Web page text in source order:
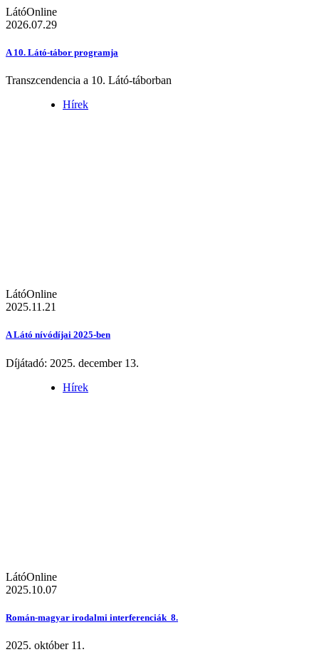
LátóOnline
2026.07.29
A 10. Látó-tábor programja
Transzcendencia a 10. Látó-táborban
Hírek
LátóOnline
2025.11.21
A Látó nívódíjai 2025-ben
Díjátadó: 2025. december 13.
Hírek
LátóOnline
2025.10.07
Román-magyar irodalmi interferenciák 8.
2025. október 11.